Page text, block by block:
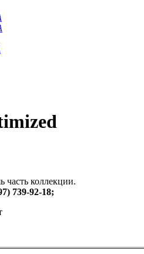
часть коллекции.
739-92-18;